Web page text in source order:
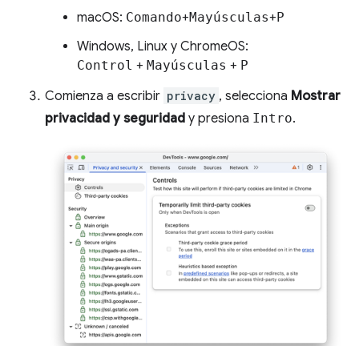
macOS: Comando+Mayúsculas+P
Windows, Linux y ChromeOS:
Control + Mayúsculas + P
Comienza a escribir privacy , selecciona Mostrar
privacidad y seguridad y presiona Intro.